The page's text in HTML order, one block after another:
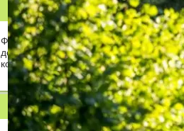
Фирма Ландинвест ЕООД е е
дейности в: инвестиционното
комасацио